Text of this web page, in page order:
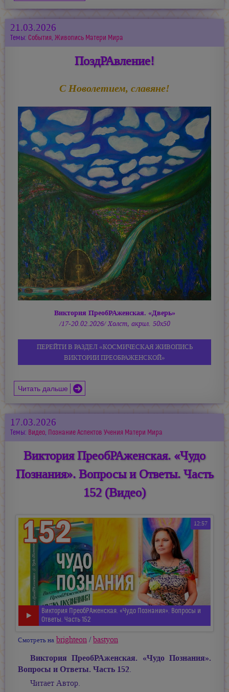
21.03.2026
Темы: События, Живопись Матери Мира
ПоздРАвление!
С Новолетием, славяне!
Виктория ПреобРАженская. «Дверь»
/17-20.02.2026/ Холст, акрил. 50х50
ПЕРЕЙТИ В РАЗДЕЛ «КОСМИЧЕСКАЯ ЖИВОПИСЬ
ВИКТОРИИ ПРЕОБРАЖЕНСКОЙ»
Читать дальше
17.03.2026
Темы: Видео, Познание Аспектов Учения Матери Мира
Виктория ПреобРАженская. «Чудо
Познания». Вопросы и Ответы. Часть
152 (Видео)
12:57
Виктория ПреобРАженская. «Чудо Познания». Вопросы и
Ответы. Часть 152
Смотреть на brighteon /bastyon
Виктория ПреобРАженская. «Чудо Познания».
Вопросы и Ответы. Часть 152.
Читает Автор.